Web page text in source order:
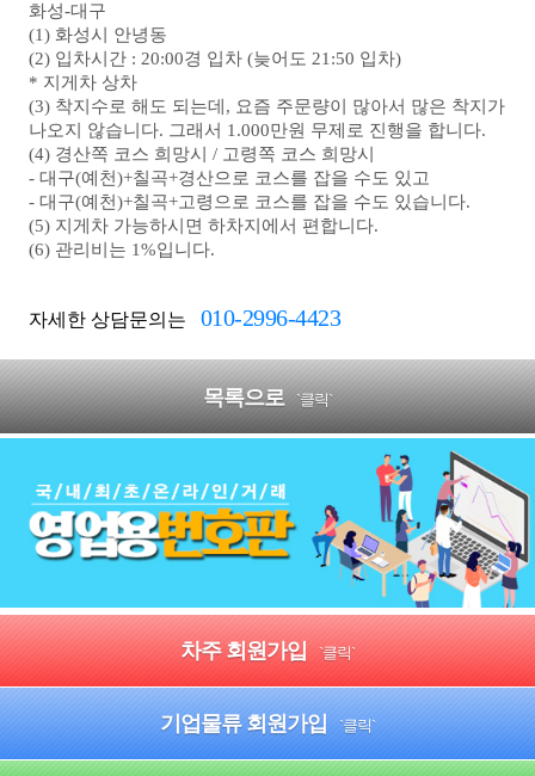
화성-대구
(1) 화성시 안녕동
(2) 입차시간 : 20:00경 입차 (늦어도 21:50 입차)
* 지게차 상차
(3) 착지수로 해도 되는데, 요즘 주문량이 많아서 많은 착지가
나오지 않습니다. 그래서 1.000만원 무제로 진행을 합니다.
(4) 경산쪽 코스 희망시 / 고령쪽 코스 희망시
- 대구(예천)+칠곡+경산으로 코스를 잡을 수도 있고
- 대구(예천)+칠곡+고령으로 코스를 잡을 수도 있습니다.
(5) 지게차 가능하시면 하차지에서 편합니다.
(6) 관리비는 1%입니다.
자세한 상담문의는 010-2996-4423
목록으로 `클릭`
차주 회원가입 `클릭`
기업물류 회원가입 `클릭`